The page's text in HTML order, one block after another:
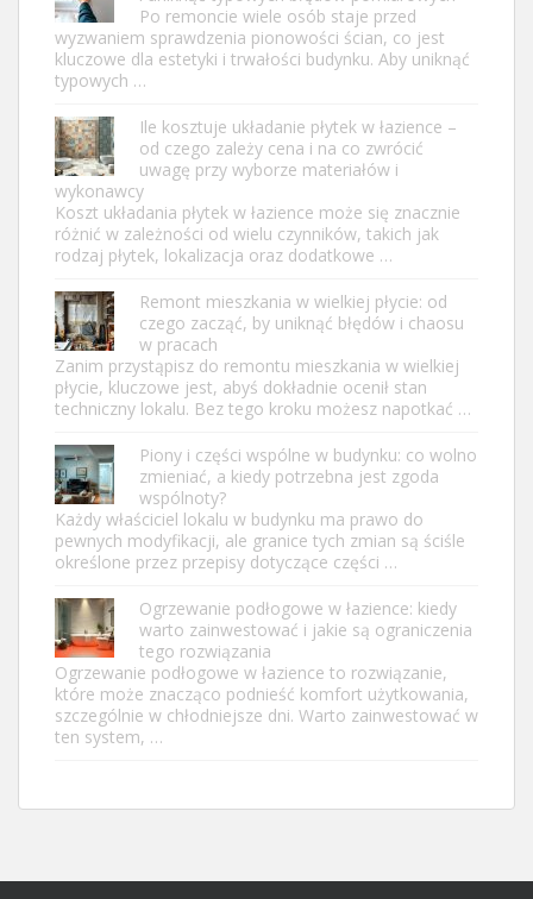
Po remoncie wiele osób staje przed
wyzwaniem sprawdzenia pionowości ścian, co jest
kluczowe dla estetyki i trwałości budynku. Aby uniknąć
typowych …
Ile kosztuje układanie płytek w łazience –
od czego zależy cena i na co zwrócić
uwagę przy wyborze materiałów i
wykonawcy
Koszt układania płytek w łazience może się znacznie
różnić w zależności od wielu czynników, takich jak
rodzaj płytek, lokalizacja oraz dodatkowe …
Remont mieszkania w wielkiej płycie: od
czego zacząć, by uniknąć błędów i chaosu
w pracach
Zanim przystąpisz do remontu mieszkania w wielkiej
płycie, kluczowe jest, abyś dokładnie ocenił stan
techniczny lokalu. Bez tego kroku możesz napotkać …
Piony i części wspólne w budynku: co wolno
zmieniać, a kiedy potrzebna jest zgoda
wspólnoty?
Każdy właściciel lokalu w budynku ma prawo do
pewnych modyfikacji, ale granice tych zmian są ściśle
określone przez przepisy dotyczące części …
Ogrzewanie podłogowe w łazience: kiedy
warto zainwestować i jakie są ograniczenia
tego rozwiązania
Ogrzewanie podłogowe w łazience to rozwiązanie,
które może znacząco podnieść komfort użytkowania,
szczególnie w chłodniejsze dni. Warto zainwestować w
ten system, …